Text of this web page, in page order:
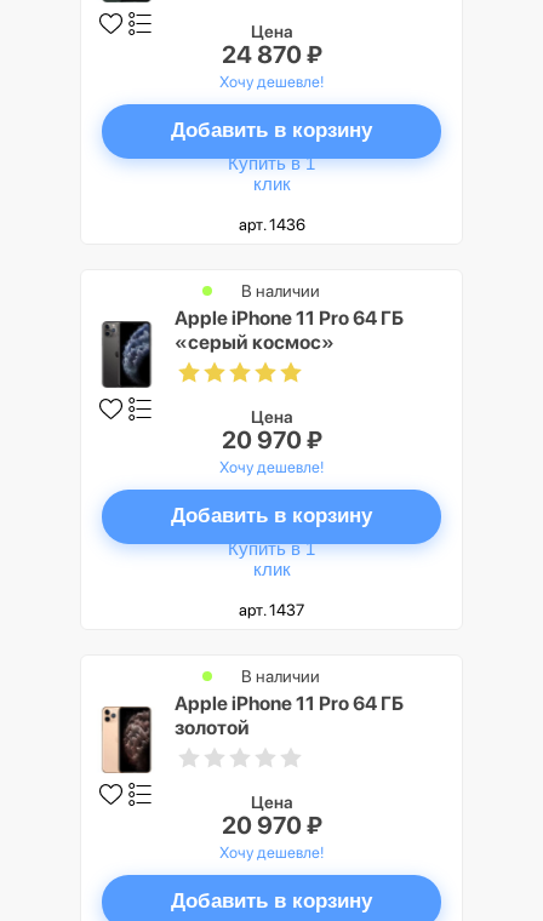
Цена
24 870 ₽
Хочу дешевле!
Добавить в корзину
Купить в 1
клик
арт. 1436
Apple iPhone 11 Pro 64 ГБ
«серый космос»
В наличии
Цена
20 970 ₽
Хочу дешевле!
Добавить в корзину
Купить в 1
клик
арт. 1437
Apple iPhone 11 Pro 64 ГБ
золотой
В наличии
Цена
20 970 ₽
Хочу дешевле!
Добавить в корзину